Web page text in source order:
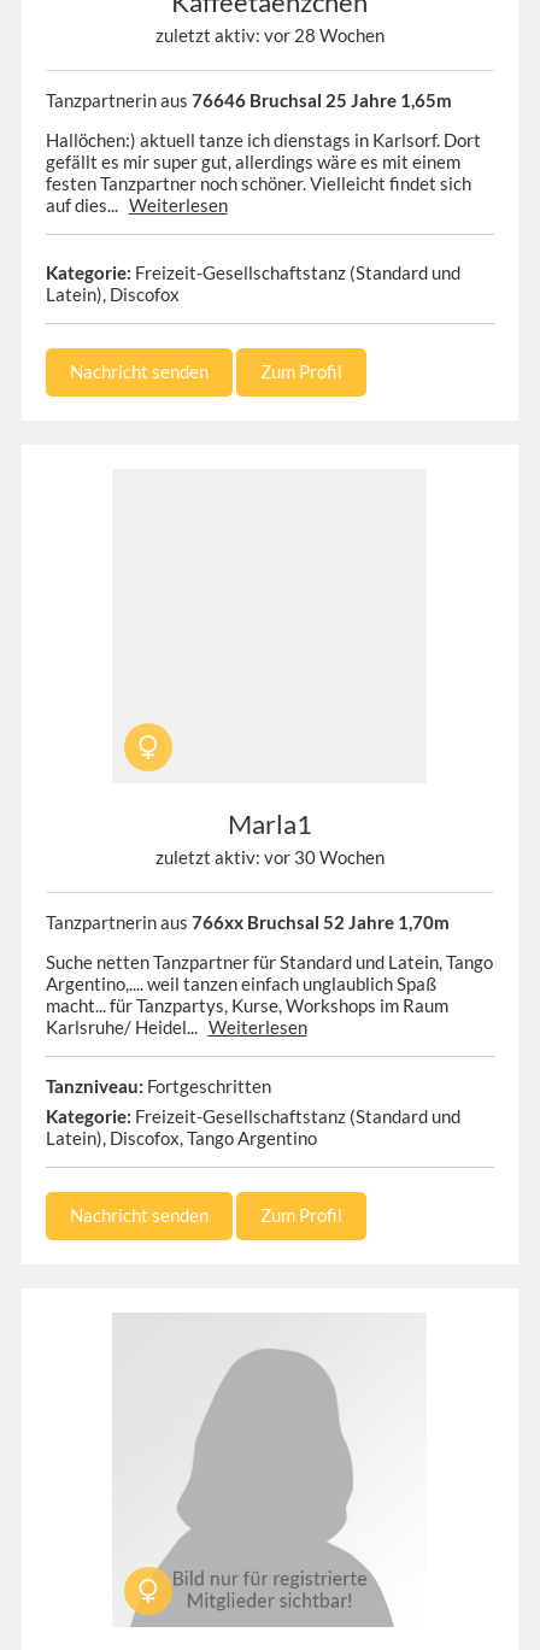
zuletzt aktiv: vor 28 Wochen
Tanzpartnerin aus 76646 Bruchsal 25 Jahre 1,65m
Hallöchen:) aktuell tanze ich dienstags in Karlsorf. Dort
gefällt es mir super gut, allerdings wäre es mit einem
festen Tanzpartner noch schöner. Vielleicht findet sich
auf dies... Weiterlesen
Kategorie: Freizeit-Gesellschaftstanz (Standard und
Latein), Discofox
Nachricht senden Zum Profil
Marla1
zuletzt aktiv: vor 30 Wochen
Tanzpartnerin aus 766xx Bruchsal 52 Jahre 1,70m
Suche netten Tanzpartner für Standard und Latein, Tango
Argentino,.... weil tanzen einfach unglaublich Spaß
macht... für Tanzpartys, Kurse, Workshops im Raum
Karlsruhe/ Heidel... Weiterlesen
Tanzniveau: Fortgeschritten
Kategorie: Freizeit-Gesellschaftstanz (Standard und
Latein), Discofox, Tango Argentino
Nachricht senden Zum Profil